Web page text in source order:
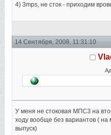
4) 3mps, не сток - приходим
14 Сентября, 2008, 11:31:10
У меня не стоковая МПС3 на
ходу вообще без вариантов ( на
выпуск)